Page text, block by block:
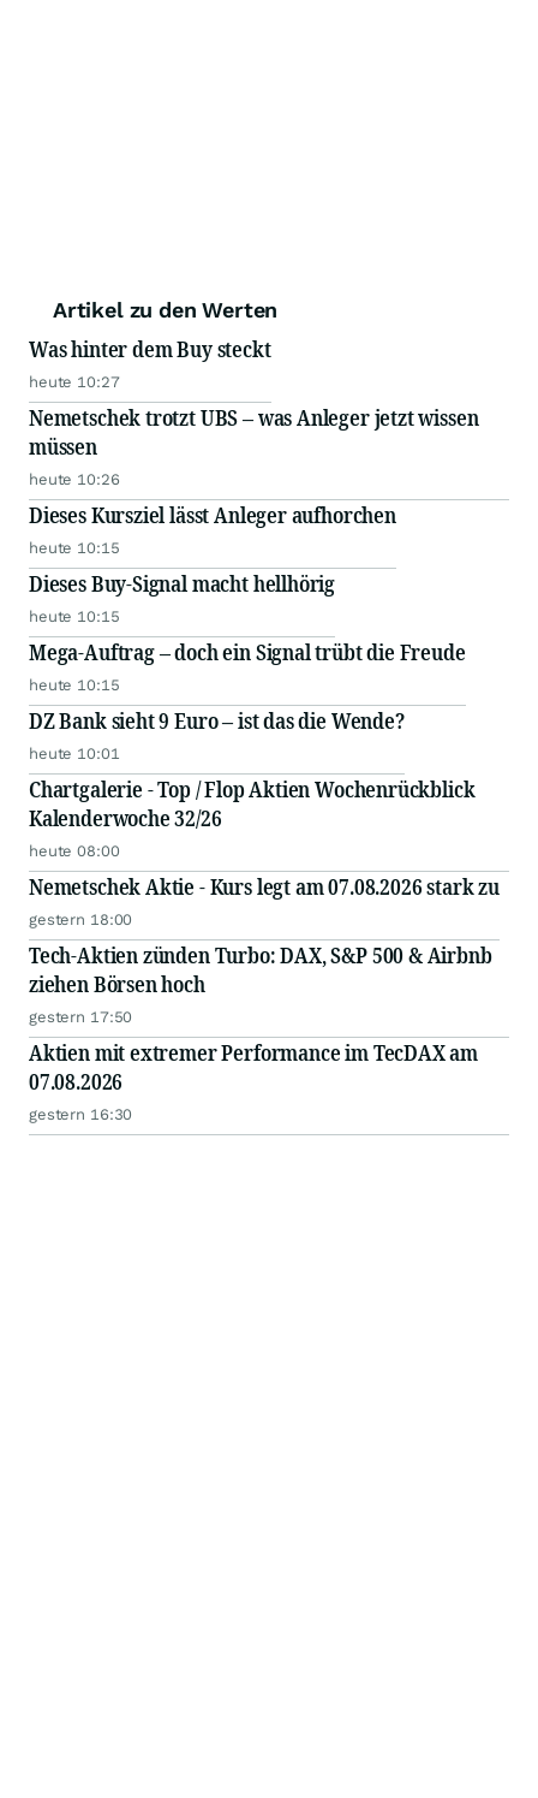
Artikel zu den Werten
Was hinter dem Buy steckt
heute 10:27
Nemetschek trotzt UBS – was Anleger jetzt wissen
müssen
heute 10:26
Dieses Kursziel lässt Anleger aufhorchen
heute 10:15
Dieses Buy-Signal macht hellhörig
heute 10:15
Mega-Auftrag – doch ein Signal trübt die Freude
heute 10:15
DZ Bank sieht 9 Euro – ist das die Wende?
heute 10:01
Chartgalerie - Top / Flop Aktien Wochenrückblick
Kalenderwoche 32/26
heute 08:00
Nemetschek Aktie - Kurs legt am 07.08.2026 stark zu
gestern 18:00
Tech-Aktien zünden Turbo: DAX, S&P 500 & Airbnb
ziehen Börsen hoch
gestern 17:50
Aktien mit extremer Performance im TecDAX am
07.08.2026
gestern 16:30